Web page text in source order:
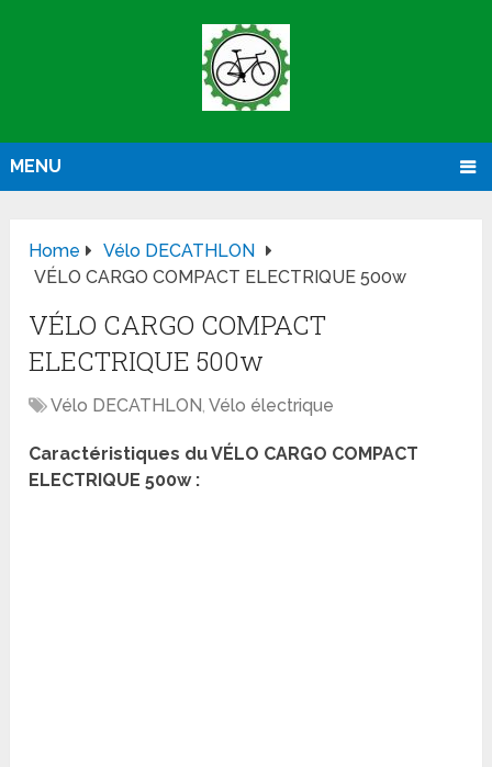
MENU
Home
Vélo DECATHLON
VÉLO CARGO COMPACT ELECTRIQUE 500w
VÉLO CARGO COMPACT
ELECTRIQUE 500w
Vélo DECATHLON,Vélo électrique
Caractéristiques du VÉLO CARGO COMPACT
ELECTRIQUE 500w :